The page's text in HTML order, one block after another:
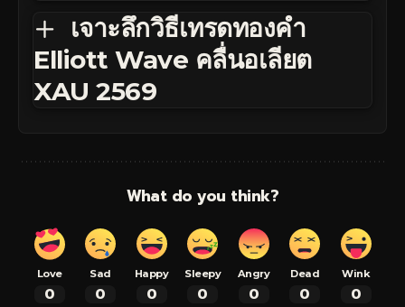
เจาะลึกวิธีเทรดทองคำ
Elliott Wave คลื่นอเลียต
XAU 2569
What do you think?
Love
0
Sad
0
Happy
0
Sleepy
0
Angry
0
Dead
0
Wink
0